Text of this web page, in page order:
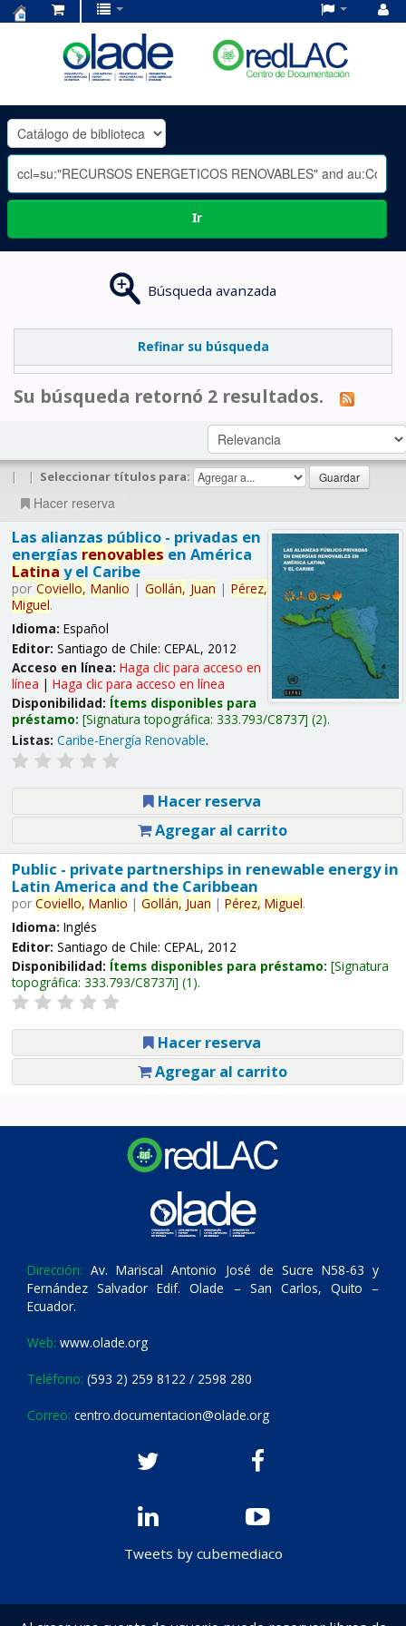
OLADE
-
Ir
Búsqueda avanzada
Refinar su búsqueda
Su búsqueda retornó 2 resultados.
| | Seleccionar títulos para:
Hacer reserva
Las alianzas público - privadas en
energías renovables en América
Latina y el Caribe
por Coviello, Manlio | Gollán, Juan | Pérez,
Miguel.
Idioma: Español
Editor: Santiago de Chile: CEPAL, 2012
Acceso en línea: Haga clic para acceso en
línea | Haga clic para acceso en línea
Disponibilidad: Ítems disponibles para
préstamo: Signatura topográfica: 333.793/C8737 (2).
Listas: Caribe-Energía Renovable.
Hacer reserva
Agregar al carrito
Public - private partnerships in renewable energy in
Latin America and the Caribbean
por Coviello, Manlio | Gollán, Juan | Pérez, Miguel.
Idioma: Inglés
Editor: Santiago de Chile: CEPAL, 2012
Disponibilidad: Ítems disponibles para préstamo: Signatura
topográfica: 333.793/C8737i (1).
Hacer reserva
Agregar al carrito
Dirección: Av. Mariscal Antonio José de Sucre N58-63 y
Fernández Salvador Edif. Olade – San Carlos, Quito –
Ecuador.
Web: www.olade.org
Teléfono: (593 2) 259 8122 / 2598 280
Correo: centro.documentacion@olade.org
Tweets by cubemediaco